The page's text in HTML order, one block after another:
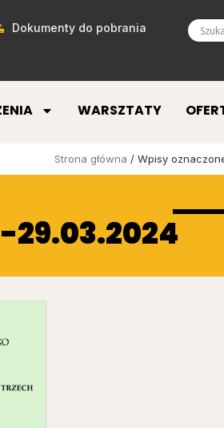
Dokumenty do pobrania
WARSZTATY
Strona główna / Wpisy